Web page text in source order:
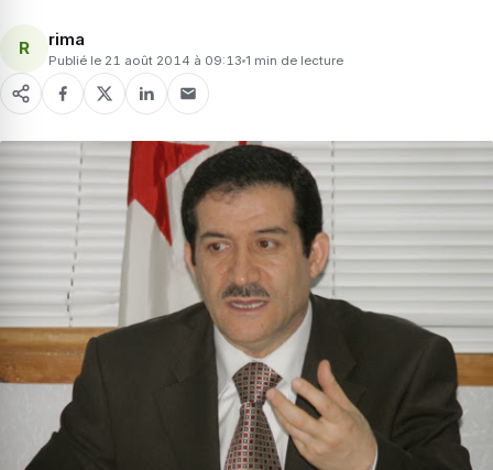
R rima
Publié le 21 août 2014 à 09:13 1 min de lecture